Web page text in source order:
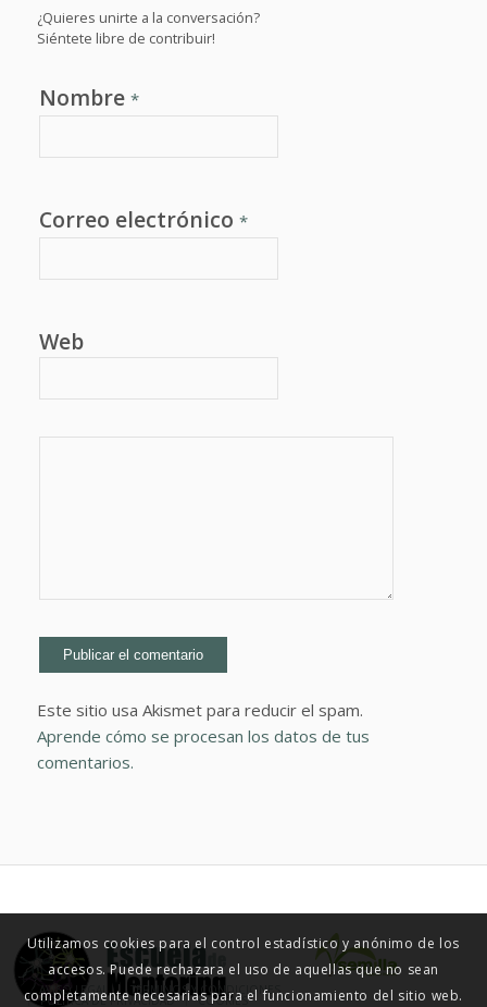
¿Quieres unirte a la conversación?
Siéntete libre de contribuir!
Nombre *
Correo electrónico *
Web
Este sitio usa Akismet para reducir el spam.
Aprende cómo se procesan los datos de tus
comentarios.
© ESCUELA DE MENTORING 2015
AVISO LEGAL TÉRMINOS Y CONDICIONES
POLÍTICA DE PRIVACIDAD COOKIES
Utilizamos cookies para el control estadístico y anónimo de los
accesos. Puede rechazara el uso de aquellas que no sean
completamente necesarias para el funcionamiento del sitio web.